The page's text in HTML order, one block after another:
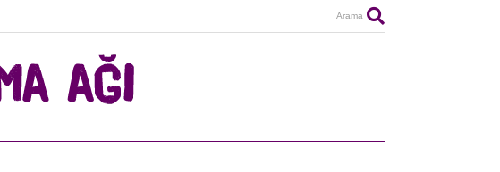
Arama